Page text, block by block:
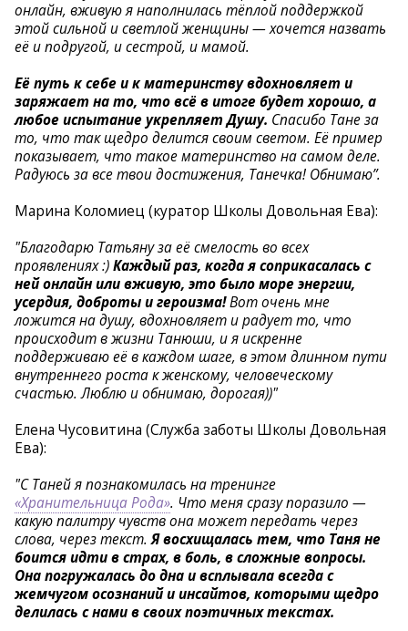
онлайн, вживую я наполнилась тёплой поддержкой
этой сильной и светлой женщины — хочется назвать
её и подругой, и сестрой, и мамой.
Её путь к себе и к материнству вдохновляет и
заряжает на то, что всё в итоге будет хорошо, а
любое испытание укрепляет Душу. Спасибо Тане за
то, что так щедро делится своим светом. Её пример
показывает, что такое материнство на самом деле.
Радуюсь за все твои достижения, Танечка! Обнимаю”.
Марина Коломиец (куратор Школы Довольная Ева):
"Благодарю Татьяну за её смелость во всех
проявлениях :)Каждый раз, когда я соприкасалась с
ней онлайн или вживую, это было море энергии,
усердия, доброты и героизма!Вот очень мне
ложится на душу, вдохновляет и радует то, что
происходит в жизни Танюши, и я искренне
поддерживаю её в каждом шаге, в этом длинном пути
внутреннего роста к женскому, человеческому
счастью. Люблю и обнимаю, дорогая))"
Елена Чусовитина (Служба заботы Школы Довольная
Ева):
"С Таней я познакомилась на тренинге
«Хранительница Рода». Что меня сразу поразило —
какую палитру чувств она может передать через
слова, через текст.Я восхищалась тем, что Таня не
боится идти в страх, в боль, в сложные вопросы.
Она погружалась до дна и всплывала всегда с
жемчугом осознаний и инсайтов, которыми щедро
делилась с нами в своих поэтичных текстах.